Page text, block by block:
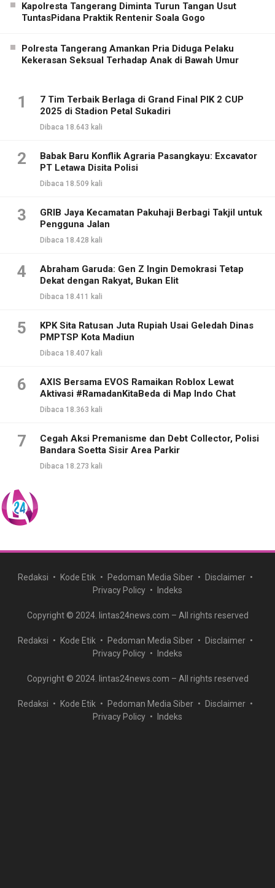
Kapolresta Tangerang Diminta Turun Tangan Usut
TuntasPidana Praktik Rentenir Soala Gogo
Polresta Tangerang Amankan Pria Diduga Pelaku
Kekerasan Seksual Terhadap Anak di Bawah Umur
1
7 Tim Terbaik Berlaga di Grand Final PIK 2 CUP
2025 di Stadion Petal Sukadiri
Dibaca 18.643 kali
2
Babak Baru Konflik Agraria Pasangkayu: Excavator
PT Letawa Disita Polisi
Dibaca 18.509 kali
3
GRIB Jaya Kecamatan Pakuhaji Berbagi Takjil untuk
Pengguna Jalan
Dibaca 18.428 kali
4
Abraham Garuda: Gen Z Ingin Demokrasi Tetap
Dekat dengan Rakyat, Bukan Elit
Dibaca 18.411 kali
5
KPK Sita Ratusan Juta Rupiah Usai Geledah Dinas
PMPTSP Kota Madiun
Dibaca 18.407 kali
6
AXIS Bersama EVOS Ramaikan Roblox Lewat
Aktivasi #RamadanKitaBeda di Map Indo Chat
Dibaca 18.363 kali
7
Cegah Aksi Premanisme dan Debt Collector, Polisi
Bandara Soetta Sisir Area Parkir
Dibaca 18.273 kali
Redaksi Kode Etik Pedoman Media Siber
Disclaimer
Privacy Policy
Indeks
Copyright © 2024. lintas24news.com – All rights reserved
Redaksi Kode Etik Pedoman Media Siber
Disclaimer
Privacy Policy
Indeks
Copyright © 2024. lintas24news.com – All rights reserved
Redaksi Kode Etik Pedoman Media Siber
Disclaimer
Privacy Policy
Indeks